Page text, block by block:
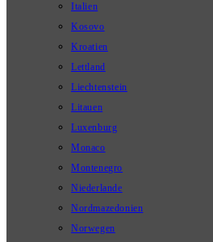
Italien
Kosovo
Kroatien
Lettland
Liechtenstein
Litauen
Luxenburg
Monaco
Montenegro
Niederlande
Nordmazedonien
Norwegen